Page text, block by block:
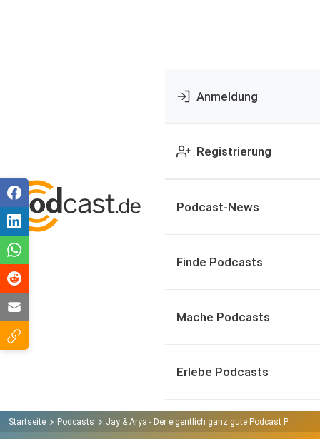
Anmeldung
Registrierung
Podcast-News
Finde Podcasts
Mache Podcasts
Erlebe Podcasts
Startseite Podcasts Jay & Arya - Der eigentlich ganz gute Podcast Podcast